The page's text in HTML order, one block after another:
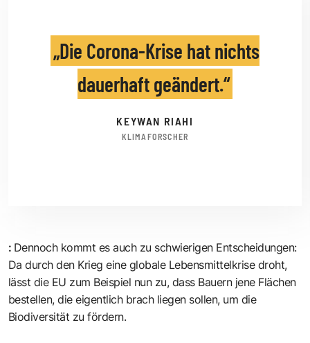
Die Corona-Krise hat nichts
dauerhaft geändert.
KEYWAN RIAHI
KLIMAFORSCHER
: Dennoch kommt es auch zu schwierigen Entscheidungen:
Da durch den Krieg eine globale Lebensmittelkrise droht,
lässt die EU zum Beispiel nun zu, dass Bauern jene Flächen
bestellen, die eigentlich brach liegen sollen, um die
Biodiversität zu fördern.